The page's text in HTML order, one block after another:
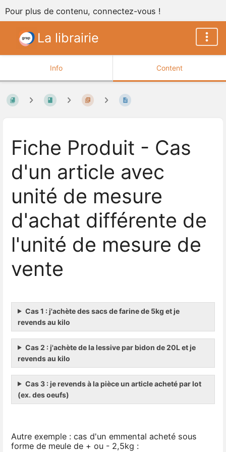
Pour plus de contenu, connectez-vous !
La librairie
Info Content
Fiche Produit - Cas
d'un article avec
unité de mesure
d'achat différente de
l'unité de mesure de
vente
Cas 1 : j'achète des sacs de farine de 5kg et je
revends au kilo
Cas 2 : j'achète de la lessive par bidon de 20L et je
revends au kilo
Cas 3 : je revends à la pièce un article acheté par lot
(ex. des oeufs)
Autre exemple : cas d'un emmental acheté sous
forme de meule de + ou - 2,5kg :